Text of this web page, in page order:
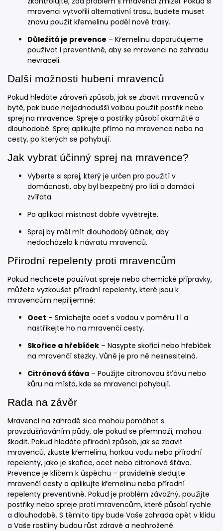
mravenci vytvořili alternativní trasu, budete muset
znovu použít křemelinu podél nové trasy.
Důležitá je prevence – Křemelinu doporučujeme
používat i preventivně, aby se mravenci na zahradu
nevraceli.
Další možnosti hubení mravenců
Pokud hledáte zároveň způsob, jak se zbavit mravenců v
bytě, pak bude nejjednodušší volbou použít postřik nebo
sprej na mravence. Spreje a postřiky působí okamžitě a
dlouhodobě. Sprej aplikujte přímo na mravence nebo na
cesty, po kterých se pohybují.
Jak vybrat účinný sprej na mravence?
Vyberte si sprej, který je určen pro použití v
domácnosti, aby byl bezpečný pro lidi a domácí
zvířata.
Po aplikaci místnost dobře vyvětrejte.
Sprej by měl mít dlouhodobý účinek, aby
nedocházelo k návratu mravenců.
Přírodní repelenty proti mravencům
Pokud nechcete používat spreje nebo chemické přípravky,
můžete vyzkoušet přírodní repelenty, které jsou k
mravencům nepříjemné:
Ocet – Smíchejte ocet s vodou v poměru 1:1 a
nastříkejte ho na mravenčí cesty.
Skořice a hřebíček – Nasypte skořici nebo hřebíček
na mravenčí stezky. Vůně je pro ně nesnesitelná.
Citrónová šťáva – Použijte citronovou šťávu nebo
kůru na místa, kde se mravenci pohybují.
Rada na závěr
Mravenci na zahradě sice mohou pomáhat s
provzdušňováním půdy, ale pokud se přemnoží, mohou
škodit. Pokud hledáte přírodní způsob, jak se zbavit
mravenců, zkuste křemelinu, horkou vodu nebo přírodní
repelenty, jako je skořice, ocet nebo citronová šťáva.
Prevence je klíčem k úspěchu – pravidelně sledujte
mravenčí cesty a aplikujte křemelinu nebo přírodní
repelenty preventivně. Pokud je problém závažný, použijte
postřiky nebo spreje proti mravencům, které působí rychle
a dlouhodobě. S těmito tipy bude Vaše zahrada opět v klidu
a Vaše rostliny budou růst zdravé a neohrožené.